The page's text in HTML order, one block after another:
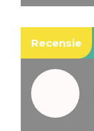
Recensie